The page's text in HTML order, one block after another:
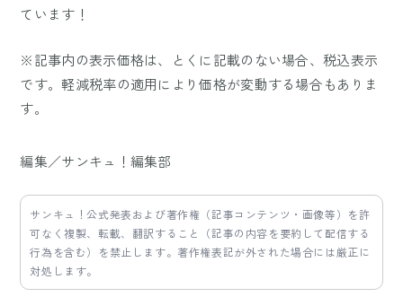
ています！
※記事内の表示価格は、とくに記載のない場合、税込表示
です。軽減税率の適用により価格が変動する場合もありま
す。
編集／サンキュ！編集部
サンキュ！公式発表および著作権（記事コンテンツ・画像等）を許
可なく複製、転載、翻訳すること（記事の内容を要約して配信する
行為を含む）を禁止します。著作権表記が外された場合には厳正に
対処します。